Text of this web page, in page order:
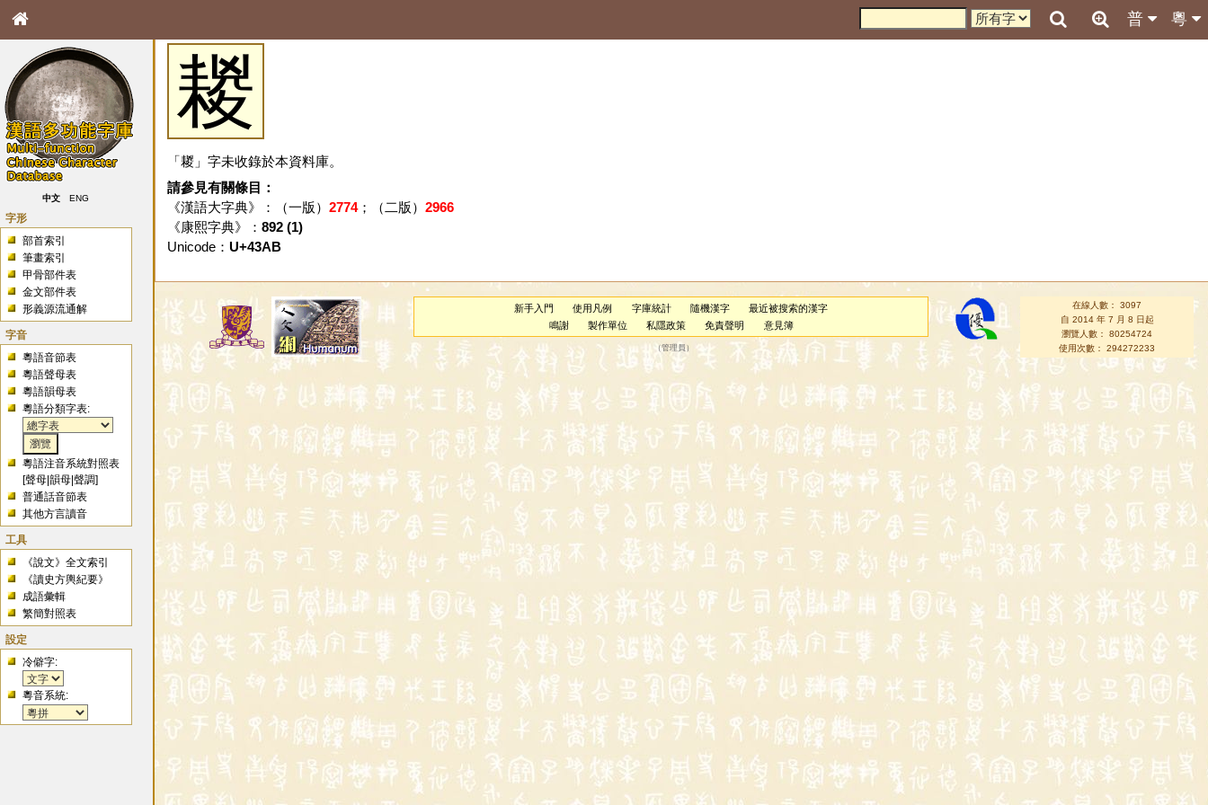
粵
普
中文 ENG
字形
部首索引
筆畫索引
甲骨部件表
金文部件表
形義源流通解
字音
粵語音節表
粵語聲母表
粵語韻母表
粵語分類字表:
粵語注音系統對照表
[聲母 |韻母 |聲調]
普通話音節表
其他方言讀音
工具
《說文》全文索引
《讀史方輿紀要》
成語彙輯
繁簡對照表
設定
冷僻字:
粵音系統:
䎫
「䎫」字未收錄於本資料庫。
請參見有關條目：
《漢語大字典》：（一版） 2774；（二版） 2966
《康熙字典》： 892 (1)
Unicode： U+43AB
新手入門 使用凡例 字庫統計 隨機漢字
最近被搜索的漢字
鳴謝
製作單位 私隱政策 免責聲明 意見簿
（管理員 ）
在線人數： 3097
自 2014 年 7 月 8 日起
瀏覽人數： 80254724
使用次數： 294272233